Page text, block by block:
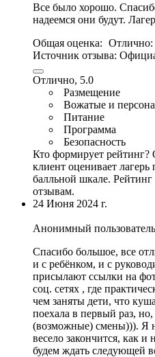
Все было хорошо.
надеемся они будут.
Общая оценка: Отлично:
Источник отзыва:
Отлично, 5.0
Размещение
Вожатые и
Питание
Программа
Безопасность
Кто формирует рейтинг?
клиент оценивает
балльной шкале. Рейтинг
отзывам.
24 Июня 2024 г.
Анонимный пользователь
Спасибо большое, все
и с ребёнком, и с
присылают ссылки на
соц. сетях , где
чем заняты дети, что
поехала в первый раз,
(возможные) смены))). Я
весело закончится, как
будем ждать следующей